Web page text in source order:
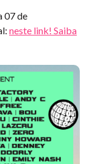
07 de
neste link! Saiba